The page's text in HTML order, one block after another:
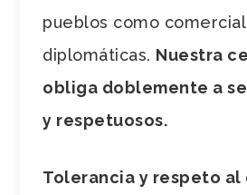
pueblos como
diplomáticas. Nuestra
obliga doblemente a
y respetuosos.
Tolerancia y respeto al